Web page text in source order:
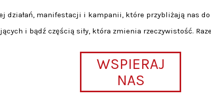
działań, manifestacji i kampanii, które przybliżają nas
i bądź częścią siły, która zmienia rzeczywistość.
WSPIERAJ
NAS